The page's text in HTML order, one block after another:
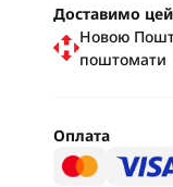
Доставимо
Новою
поштомати
Оплата